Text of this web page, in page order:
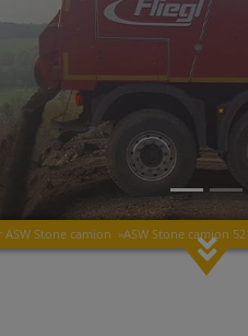
ASW Stone camion »ASW Stone camion